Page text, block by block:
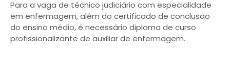
Para a vaga de técnico judiciário com especialidade
em enfermagem, além do certificado de conclusão
do ensino médio, é necessário diploma de curso
profissionalizante de auxiliar de enfermagem.